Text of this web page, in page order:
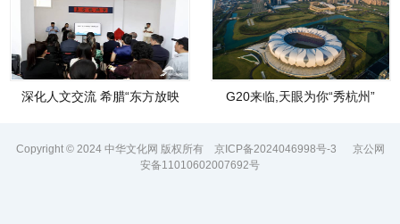
深化人文交流 希腊“东方放映
G20来临,天眼为你“秀杭州”
Copyright © 2024 中华文化网 版权所有 京ICP备2024046998号-3
京公网
安备11010602007692号